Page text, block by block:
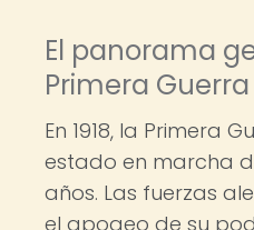
El panorama
Primera
En 1918, la Primera
estado en marcha
años. Las fuerzas
el apogeo de su